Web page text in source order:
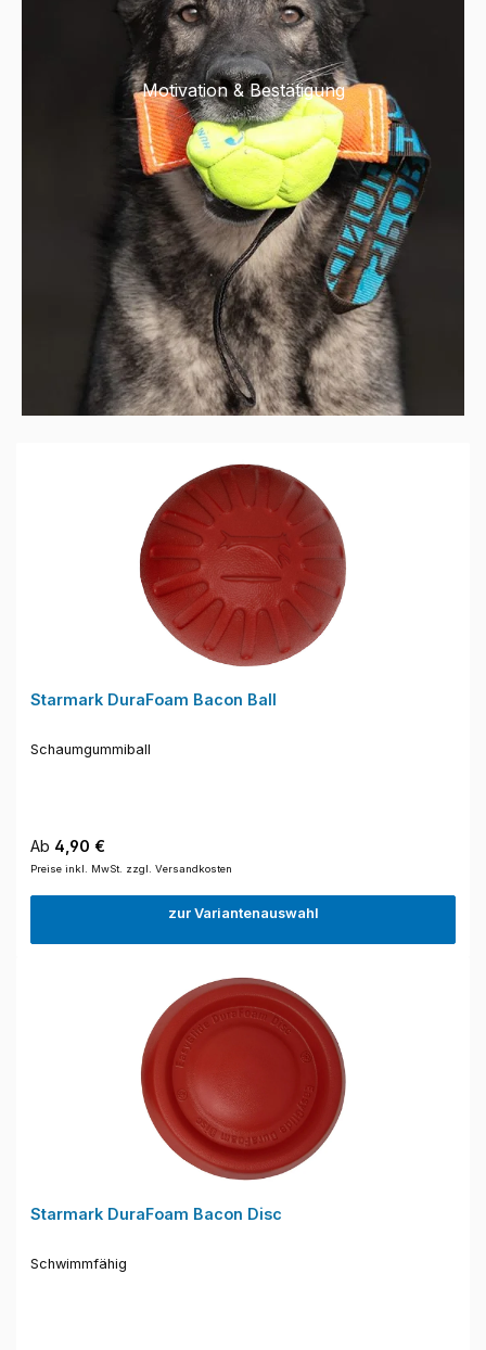
Motivation & Bestätigung
Starmark DuraFoam Bacon Ball
Schaumgummiball
Regulärer Preis:
Ab 4,90 €
Preise inkl. MwSt. zzgl. Versandkosten
zur Variantenauswahl
Starmark DuraFoam Bacon Disc
Schwimmfähig